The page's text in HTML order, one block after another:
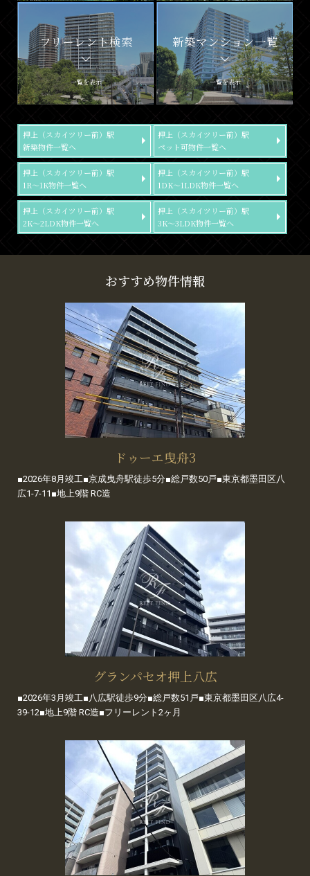
フリーレント検索
一覧を表示
新築マンション一覧
一覧を表示
押上（スカイツリー前）駅
新築物件一覧へ
押上（スカイツリー前）駅
ペット可物件一覧へ
押上（スカイツリー前）駅
1R～1K物件一覧へ
押上（スカイツリー前）駅
1DK～1LDK物件一覧へ
押上（スカイツリー前）駅
2K～2LDK物件一覧へ
押上（スカイツリー前）駅
3K～3LDK物件一覧へ
おすすめ物件情報
ドゥーエ曳舟3
■2026年8月竣工■京成曳舟駅徒歩5分■総戸数50戸■東京都墨田区八
広1-7-11■地上9階 RC造
グランパセオ押上八広
■2026年3月竣工■八広駅徒歩9分■総戸数51戸■東京都墨田区八広4-
39-12■地上9階 RC造■フリーレント2ヶ月